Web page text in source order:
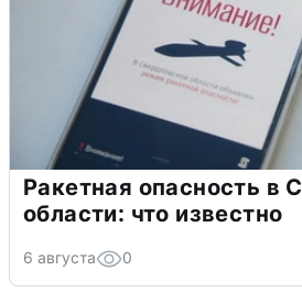
Ракетная опасность в
области: что известно
6 августа 0